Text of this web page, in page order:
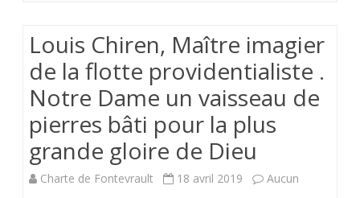
l’Abbaye.
Louis Chiren, Maître imagier
de la flotte providentialiste .
Notre Dame un vaisseau de
pierres bâti pour la plus
grande gloire de Dieu
Charte de Fontevrault 18 avril 2019
Aucun